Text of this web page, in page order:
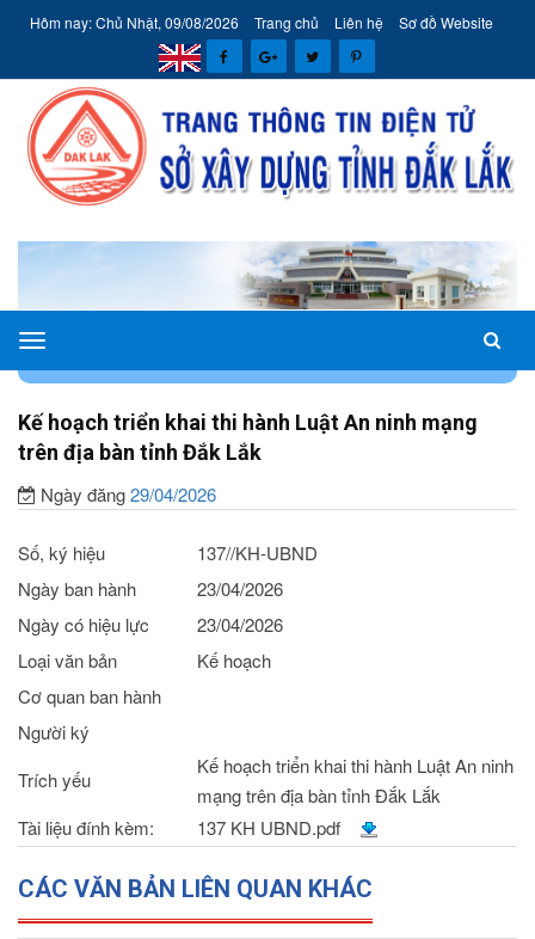
Hôm nay: Chủ Nhật, 09/08/2026 Trang chủ Liên hệ Sơ đồ Website
Sở
Xây
tỉnh
Đắk
Lắk
Kế hoạch triển khai thi hành Luật An ninh mạng
trên địa bàn tỉnh Đắk Lắk
Ngày đăng29/04/2026
Số, ký hiệu
137//KH-UBND
Ngày ban hành
23/04/2026
Ngày có hiệu lực
23/04/2026
Loại văn bản
Kế hoạch
Cơ quan ban hành
Người ký
Trích yếu
Kế hoạch triển khai thi hành Luật An ninh
mạng trên địa bàn tỉnh Đắk Lắk
Tài liệu đính kèm:
137 KH UBND.pdf
CÁC VĂN BẢN LIÊN QUAN KHÁC